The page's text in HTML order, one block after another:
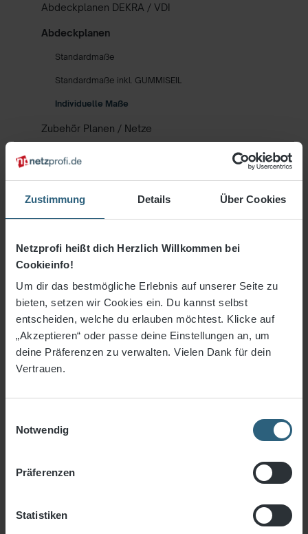
Zustimmung Details Über Cookies
Netzprofi heißt dich Herzlich Willkommen bei
Cookieinfo!
Um dir das bestmögliche Erlebnis auf unserer Seite zu
bieten, setzen wir Cookies ein. Du kannst selbst
entscheiden, welche du erlauben möchtest. Klicke auf
„Akzeptieren“ oder passe deine Einstellungen an, um
deine Präferenzen zu verwalten. Vielen Dank für dein
Vertrauen.
Notwendig
Präferenzen
Statistiken
Abdeckplanen DEKRA / VDI
Abdeckplanen
Standardmaße
Standardmaße inkl. GUMMISEIL
Individuelle Maße
Zubehör Planen / Netze
Netze Haus & Hof
Gewebe & Planen
Filter
PE - Monofilgewebe, luftdurchlässig, ca.